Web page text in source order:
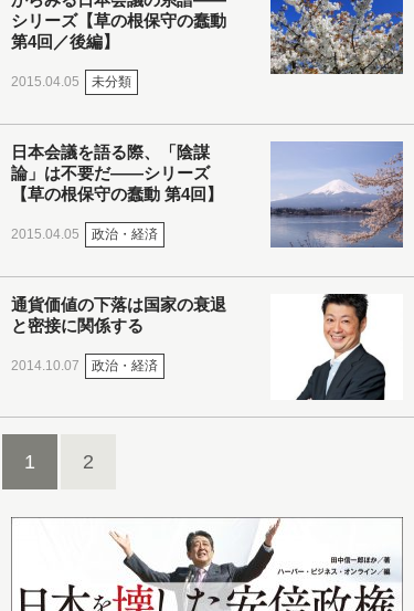
シリーズ【草の根保守の蠢動
第4回／後編】
2015.04.05 未分類
日本会議を語る際、「陰謀
論」は不要だ――シリーズ
【草の根保守の蠢動 第4回】
2015.04.05 政治・経済
通貨価値の下落は国家の衰退
と密接に関係する
2014.10.07 政治・経済
1 2